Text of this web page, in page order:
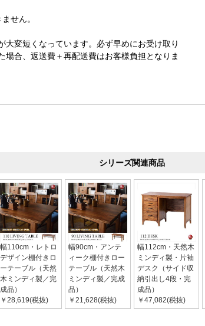
せん。
変短くなっています。必ず早めにお受け取り
合、返送費＋再配送費はお客様負担となりま
シリーズ関連商品
幅110cm・レトロ
デザイン棚付きロ
ーテーブル（天然
木ミンディ製／完
成品）
￥28,619(税抜)
幅90cm・アンテ
ィーク棚付きロー
テーブル（天然木
ミンディ製／完成
品）
￥21,628(税抜)
幅112cm・天然木
ミンディ製・片袖
デスク（サイド収
納引出し4段・完
成品）
￥47,082(税抜)